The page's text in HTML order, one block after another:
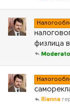
физлица
Rianna